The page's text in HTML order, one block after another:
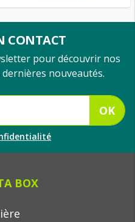
CONTACT
pour découvrir nos
nouveautés.
OK
BOX